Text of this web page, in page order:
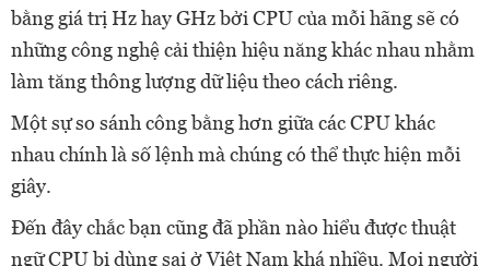
bằng giá trị Hz hay GHz bởi CPU của mỗi hãng sẽ có
những công nghệ cải thiện hiệu năng khác nhau nhằm
làm tăng thông lượng dữ liệu theo cách riêng.
Một sự so sánh công bằng hơn giữa các CPU khác
nhau chính là số lệnh mà chúng có thể thực hiện mỗi
giây.
Đến đây chắc bạn cũng đã phần nào hiểu được thuật
ngữ CPU bị dùng sai ở Việt Nam khá nhiều. Mọi người